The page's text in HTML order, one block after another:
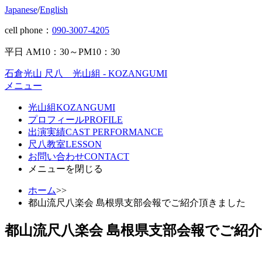
Japanese/English
cell phone： 090-3007-4205
平日 AM10：30～PM10：30
石倉光山 尺八 光山組 - KOZANGUMI
メニュー
光山組KOZANGUMI
プロフィールPROFILE
出演実績CAST PERFORMANCE
尺八教室LESSON
お問い合わせCONTACT
メニューを閉じる
ホーム>>
都山流尺八楽会 島根県支部会報でご紹介頂きました
都山流尺八楽会 島根県支部会報でご紹